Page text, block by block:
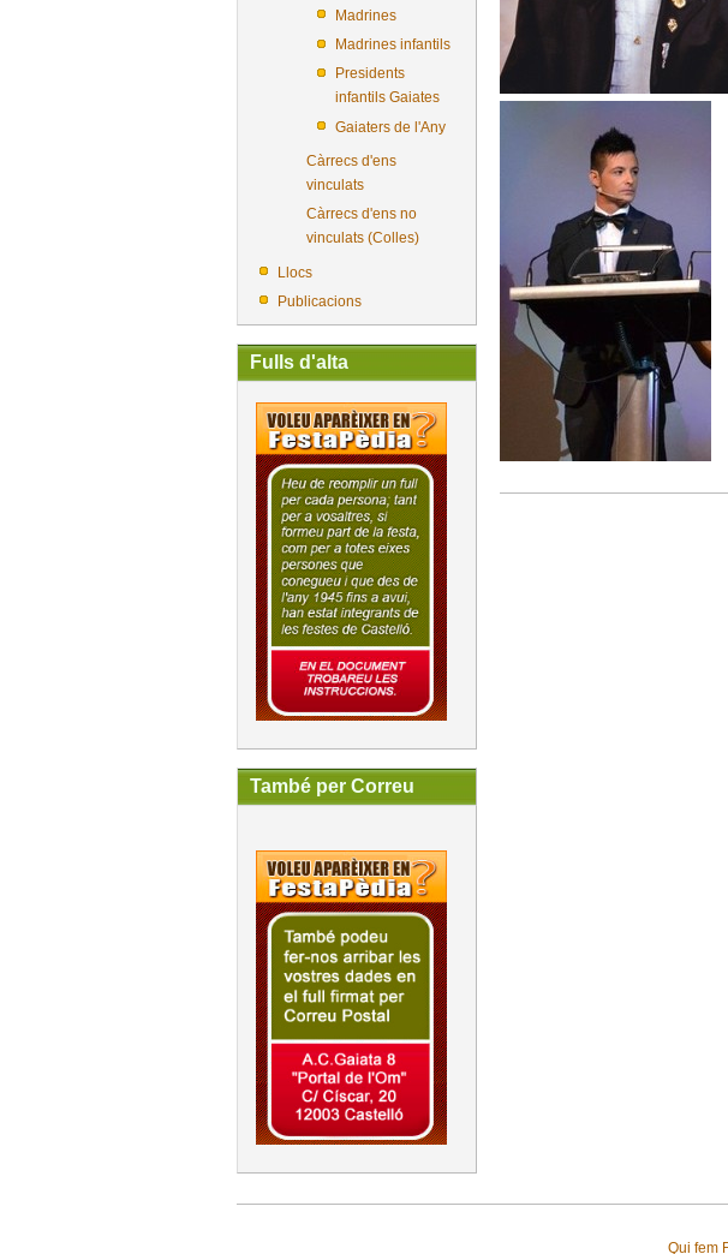
Madrines
Madrines infantils
Presidents
infantils Gaiates
Gaiaters de l'Any
Càrrecs d'ens
vinculats
Càrrecs d'ens no
vinculats (Colles)
Llocs
Publicacions
Fulls d'alta
També per Correu
Qui fem